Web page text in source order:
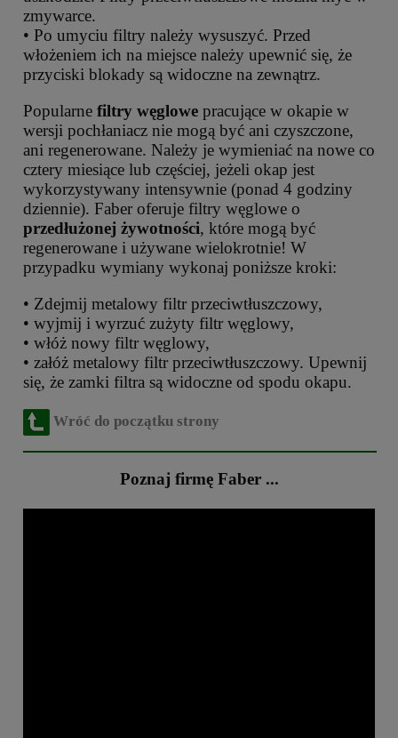
zmywarce.
• Po umyciu filtry należy wysuszyć. Przed
włożeniem ich na miejsce należy upewnić się, że
przyciski blokady są widoczne na zewnątrz.
Popularne filtry węglowe pracujące w okapie w
wersji pochłaniacz nie mogą być ani czyszczone,
ani regenerowane. Należy je wymieniać na nowe co
cztery miesiące lub częściej, jeżeli okap jest
wykorzystywany intensywnie (ponad 4 godziny
dziennie). Faber oferuje filtry węglowe o
przedłużonej żywotności, które mogą być
regenerowane i używane wielokrotnie! W
przypadku wymiany wykonaj poniższe kroki:
• Zdejmij metalowy filtr przeciwtłuszczowy,
• wyjmij i wyrzuć zużyty filtr węglowy,
• włóż nowy filtr węglowy,
• załóż metalowy filtr przeciwtłuszczowy. Upewnij
się, że zamki filtra są widoczne od spodu okapu.
Wróć do początku strony
Poznaj firmę Faber ...